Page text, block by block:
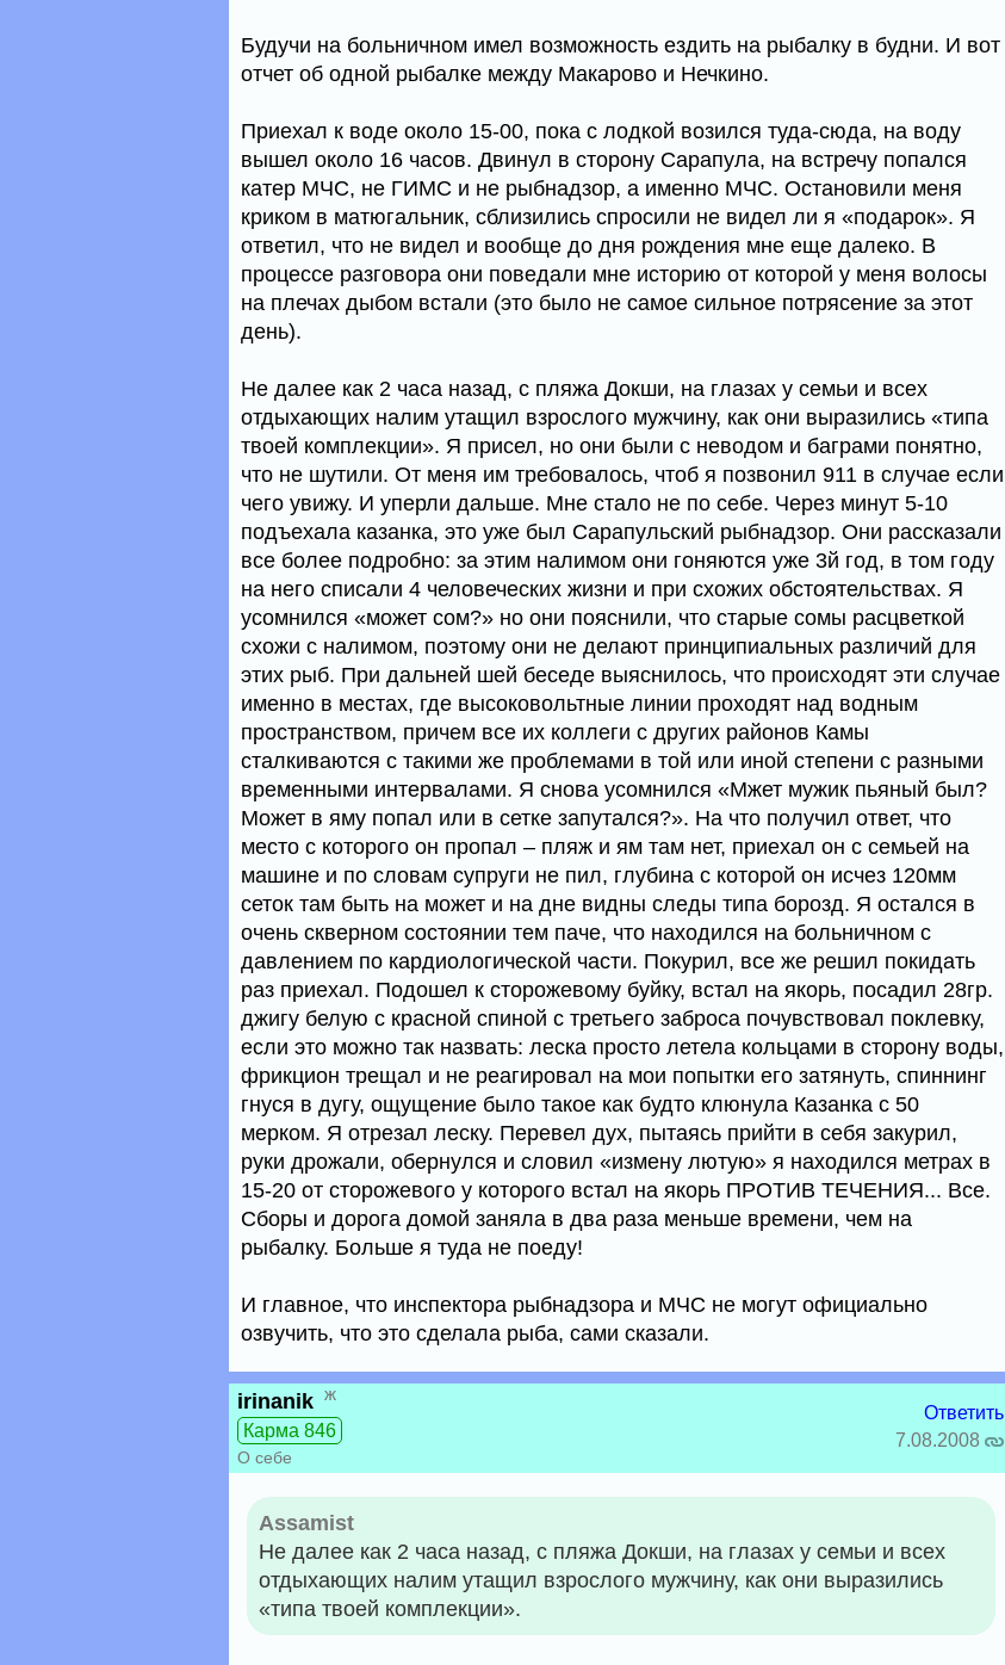
Будучи на больничном имел возможность ездить на рыбалку в будни. И вот
отчет об одной рыбалке между Макарово и Нечкино.
Приехал к воде около 15-00, пока с лодкой возился туда-сюда, на воду
вышел около 16 часов. Двинул в сторону Сарапула, на встречу попался
катер МЧС, не ГИМС и не рыбнадзор, а именно МЧС. Остановили меня
криком в матюгальник, сблизились спросили не видел ли я «подарок». Я
ответил, что не видел и вообще до дня рождения мне еще далеко. В
процессе разговора они поведали мне историю от которой у меня волосы
на плечах дыбом встали (это было не самое сильное потрясение за этот
день).
Не далее как 2 часа назад, с пляжа Докши, на глазах у семьи и всех
отдыхающих налим утащил взрослого мужчину, как они выразились «типа
твоей комплекции». Я присел, но они были с неводом и баграми понятно,
что не шутили. От меня им требовалось, чтоб я позвонил 911 в случае если
чего увижу. И уперли дальше. Мне стало не по себе. Через минут 5-10
подъехала казанка, это уже был Сарапульский рыбнадзор. Они рассказали
все более подробно: за этим налимом они гоняются уже 3й год, в том году
на него списали 4 человеческих жизни и при схожих обстоятельствах. Я
усомнился «может сом?» но они пояснили, что старые сомы расцветкой
схожи с налимом, поэтому они не делают принципиальных различий для
этих рыб. При дальней шей беседе выяснилось, что происходят эти случае
именно в местах, где высоковольтные линии проходят над водным
пространством, причем все их коллеги с других районов Камы
сталкиваются с такими же проблемами в той или иной степени с разными
временными интервалами. Я снова усомнился «Мжет мужик пьяный был?
Может в яму попал или в сетке запутался?». На что получил ответ, что
место с которого он пропал – пляж и ям там нет, приехал он с семьей на
машине и по словам супруги не пил, глубина с которой он исчез 120мм
сеток там быть на может и на дне видны следы типа борозд. Я остался в
очень скверном состоянии тем паче, что находился на больничном с
давлением по кардиологической части. Покурил, все же решил покидать
раз приехал. Подошел к сторожевому буйку, встал на якорь, посадил 28гр.
джигу белую с красной спиной с третьего заброса почувствовал поклевку,
если это можно так назвать: леска просто летела кольцами в сторону воды,
фрикцион трещал и не реагировал на мои попытки его затянуть, спиннинг
гнуся в дугу, ощущение было такое как будто клюнула Казанка с 50
мерком. Я отрезал леску. Перевел дух, пытаясь прийти в себя закурил,
руки дрожали, обернулся и словил «измену лютую» я находился метрах в
15-20 от сторожевого у которого встал на якорь ПРОТИВ ТЕЧЕНИЯ... Все.
Сборы и дорога домой заняла в два раза меньше времени, чем на
рыбалку. Больше я туда не поеду!
И главное, что инспектора рыбнадзора и МЧС не могут официально
озвучить, что это сделала рыба, сами сказали.
irinanik ж
Карма 846
О себе
Ответить
7.08.2008
Assamist
Не далее как 2 часа назад, с пляжа Докши, на глазах у семьи и всех
отдыхающих налим утащил взрослого мужчину, как они выразились
«типа твоей комплекции».